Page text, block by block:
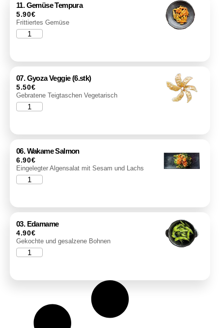
11. Gemüse Tempura
5.90€
Frittiertes Gemüse
07. Gyoza Veggie (6.stk)
5.50€
Gebratene Teigtaschen Vegetarisch
06. Wakame Salmon
6.90€
Eingelegter Algensalat mit Sesam und Lachs
03. Edamame
4.90€
Gekochte und gesalzene Bohnen